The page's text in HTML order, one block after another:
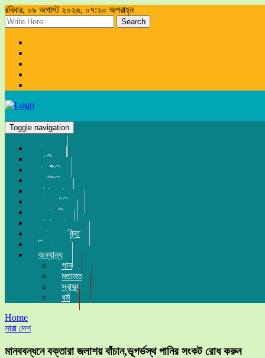
রবিবার, ০৯ অগাস্ট ২০২৬, ০৭:২০ অপরাহ্ন
Search
Toggle navigation
প্রচ্ছদ
জাতীয়
রাজনীতি
অর্থনীতি
সারা দেশ
আন্তর্জাতিক
সম্পাদকীয়
খেলা-ধুলা
তথ্য-প্রযুক্তি
বিনোদন
অন্যান্য
গান
মতামত
স্বাস্থ্য
ধর্ম
Home
সারা দেশ
মানববন্ধনে বক্তারা জলাশয় বাঁচান,ভূগর্ভস্থ পানির সংকট রোধ করুন